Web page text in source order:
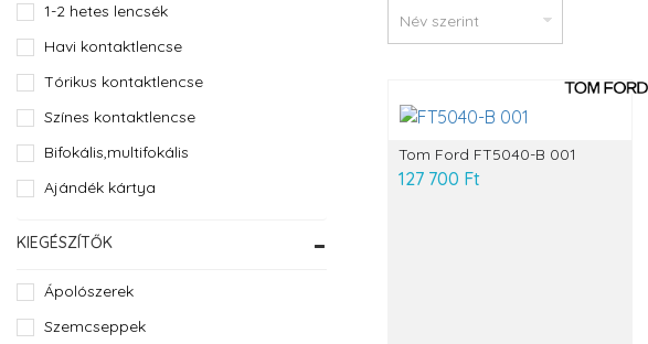
1-2 hetes lencsék
Havi kontaktlencse
Tórikus kontaktlencse
Színes kontaktlencse
Bifokális,multifokális
Ajándék kártya
KIEGÉSZÍTŐK
Ápolószerek
Szemcseppek
Tom Ford FT5040-B 001
127 700 Ft